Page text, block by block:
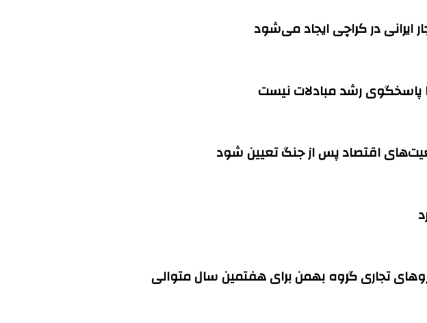
ایرانی در کراچی ایجاد می‌شود
پاسخگوی رشد مبادلات نیست
اقتصاد پس از جنگ تعیین شود
تجاری گروه بهمن برای هفتمین سال متوالی